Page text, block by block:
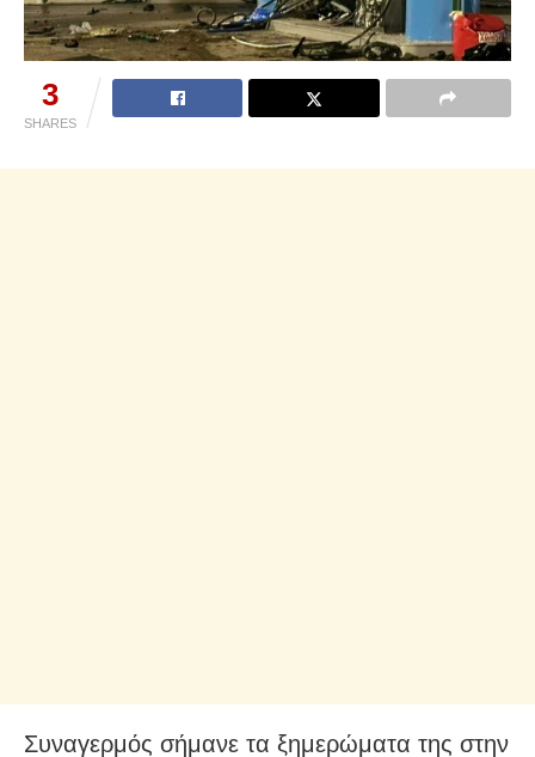
3
SHARES
Συναγερμός σήμανε τα ξημερώματα της στην